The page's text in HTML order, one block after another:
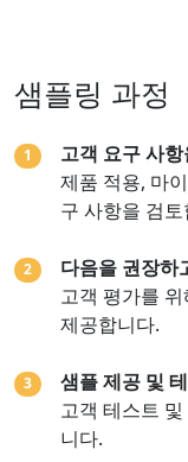
샘플링 과정
1
고객 요구 사
제품 적용, 마
구 사항을 검
2
다음을 권장하
고객 평가를
제공합니다.
3
샘플 제공 및
고객 테스트
니다.